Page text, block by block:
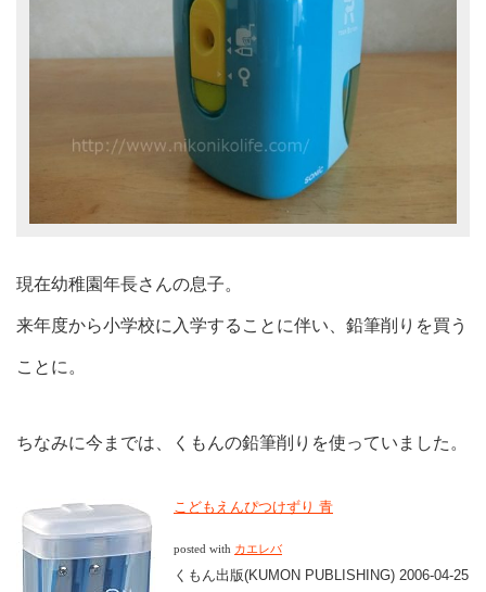
現在幼稚園年長さんの息子。
来年度から小学校に入学することに伴い、鉛筆削りを買う
ことに。
ちなみに今までは、くもんの鉛筆削りを使っていました。
こどもえんぴつけずり 青
posted with カエレバ
くもん出版(KUMON PUBLISHING) 2006-04-25